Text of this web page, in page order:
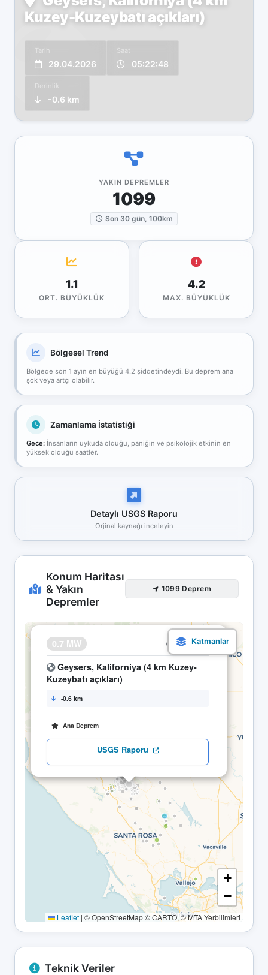
Kuzey-Kuzeybatı açıkları)
Tarih
29.04.2026
Saat
05:22:48
Derinlik
-0.6 km
YAKIN DEPREMLER
1099
Son 30 gün, 100km
1.1
ORT. BÜYÜKLÜK
4.2
MAX. BÜYÜKLÜK
Bölgesel Trend
Bölgede son 1 ayın en büyüğü 4.2 şiddetindeydi. Bu deprem ana
şok veya artçı olabilir.
Zamanlama İstatistiği
Gece: İnsanların uykuda olduğu, paniğin ve psikolojik etkinin en
yüksek olduğu saatler.
Detaylı USGS Raporu
Orjinal kaynağı inceleyin
Konum Haritası
& Yakın
Depremler
1099 Deprem
0.7 MW 29.04 05:22
Geysers, Kaliforniya (4 km Kuzey-
Kuzeybatı açıkları)
-0.6 km
Ana Deprem
USGS Raporu
×
+
−
Leaflet | © OpenStreetMap © CARTO, © MTA Yerbilimleri
Teknik Veriler